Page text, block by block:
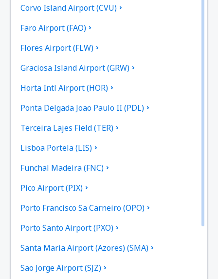
Corvo Island Airport (CVU)
Faro Airport (FAO)
Flores Airport (FLW)
Graciosa Island Airport (GRW)
Horta Intl Airport (HOR)
Ponta Delgada Joao Paulo II (PDL)
Terceira Lajes Field (TER)
Lisboa Portela (LIS)
Funchal Madeira (FNC)
Pico Airport (PIX)
Porto Francisco Sa Carneiro (OPO)
Porto Santo Airport (PXO)
Santa Maria Airport (Azores) (SMA)
Sao Jorge Airport (SJZ)